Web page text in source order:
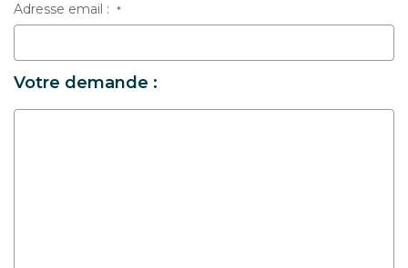
Adresse email : *
Votre demande :